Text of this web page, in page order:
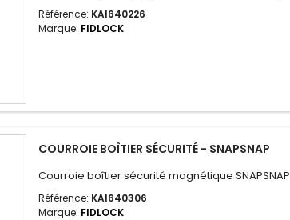
Référence: KAI640226
Marque: FIDLOCK
COURROIE BOÎTIER SÉCURITÉ - SNAPSNAP
Courroie boîtier sécurité magnétique SNAPSNAP
Référence: KAI640306
Marque: FIDLOCK